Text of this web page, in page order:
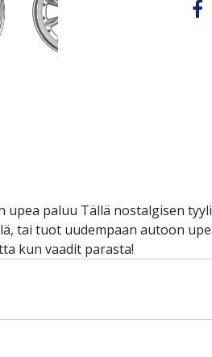
paluu Tällä nostalgisen
tai tuot uudempaan autoon
kun vaadit parasta!